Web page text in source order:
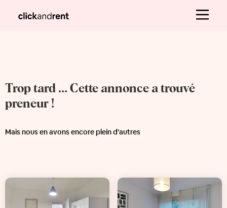
Trop tard ... Cette annonce a trouvé
preneur !
Mais nous en avons encore plein d'autres